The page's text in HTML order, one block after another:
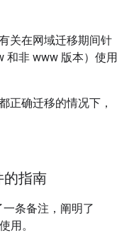
关在网域迁移期间针
和非 www 版本）使用
正确迁移的情况下，
指南
条备注，阐明了
用。